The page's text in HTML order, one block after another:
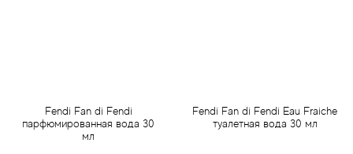
Fendi Fan di Fendi
парфюмированная вода 30
мл
Fendi Fan di Fendi Eau Fraiche
туалетная вода 30 мл
Boadicea the Victorious